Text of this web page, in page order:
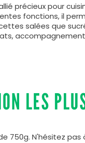
précieux pour
fonctions, il
salées que
LES
750g. N'hésitez